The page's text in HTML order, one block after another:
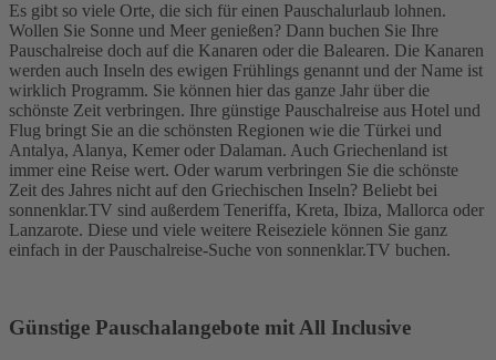
Es gibt so viele Orte, die sich für einen Pauschalurlaub lohnen.
Wollen Sie Sonne und Meer genießen? Dann buchen Sie Ihre
Pauschalreise doch auf die Kanaren oder die Balearen. Die Kanaren
werden auch Inseln des ewigen Frühlings genannt und der Name ist
wirklich Programm. Sie können hier das ganze Jahr über die
schönste Zeit verbringen. Ihre günstige Pauschalreise aus Hotel und
Flug bringt Sie an die schönsten Regionen wie die Türkei und
Antalya, Alanya, Kemer oder Dalaman. Auch Griechenland ist
immer eine Reise wert. Oder warum verbringen Sie die schönste
Zeit des Jahres nicht auf den Griechischen Inseln? Beliebt bei
sonnenklar.TV sind außerdem Teneriffa, Kreta, Ibiza, Mallorca oder
Lanzarote. Diese und viele weitere Reiseziele können Sie ganz
einfach in der Pauschalreise-Suche von sonnenklar.TV buchen.
Günstige Pauschalangebote mit All Inclusive